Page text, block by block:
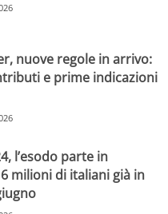
nuove regole in arrivo:
e prime indicazioni
l’esodo parte in
milioni di italiani già in